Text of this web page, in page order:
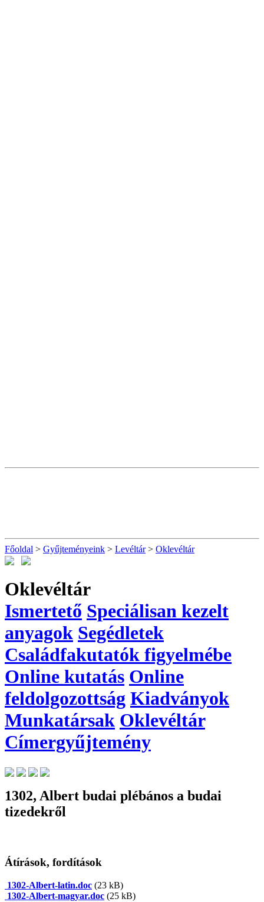
Főoldal > Gyűjteményeink > Levéltár> Oklevéltár
Oklevéltár
Ismertető Speciálisan kezelt
anyagok Segédletek
Családfakutatók figyelmébe
Online kutatás Online
feldolgozottság Kiadványok
Munkatársak Oklevéltár
Címergyűjtemény
1302, Albert budai plébános a budai
tizedekről
Átírások, fordítások
1302-Albert-latin.doc (23 kB)
1302-Albert-magyar.doc (25 kB)